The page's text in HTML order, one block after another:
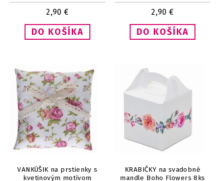
2,90 € 2,90 €
VANKÚŠIK na prstienky s
kvetinovým motívom
KRABIČKY na svadobné
mandle Boho Flowers 8ks